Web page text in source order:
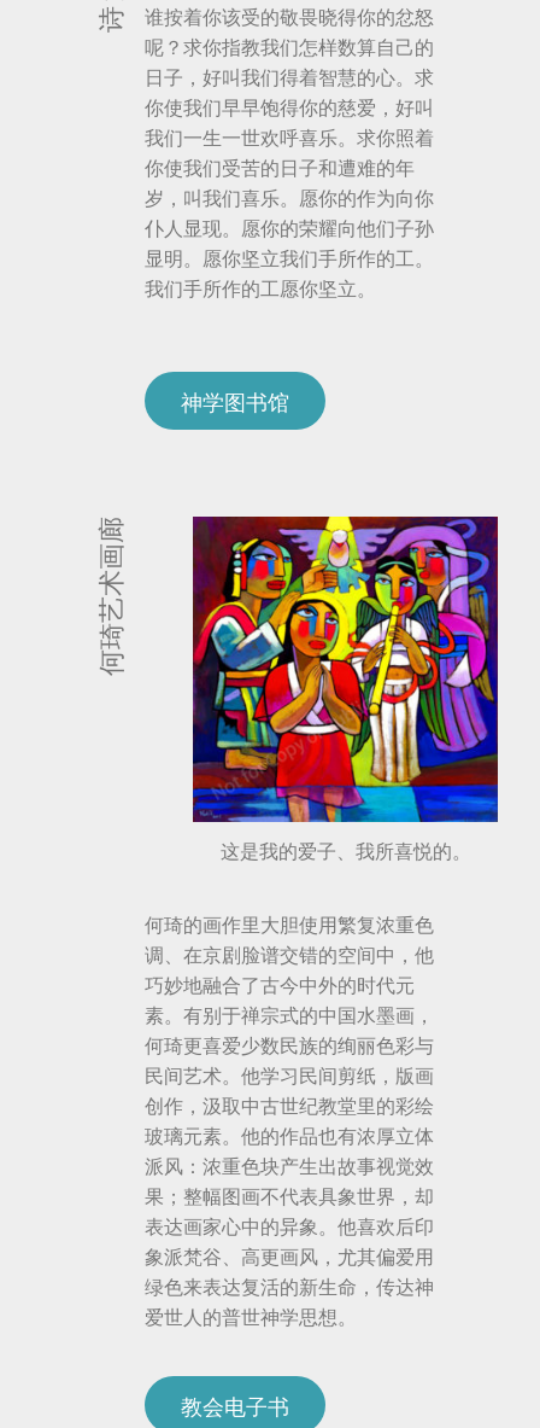
谁按着你该受的敬畏晓得你的忿怒
呢？求你指教我们怎样数算自己的
日子，好叫我们得着智慧的心。求
你使我们早早饱得你的慈爱，好叫
我们一生一世欢呼喜乐。求你照着
你使我们受苦的日子和遭难的年
岁，叫我们喜乐。愿你的作为向你
仆人显现。愿你的荣耀向他们子孙
显明。愿你坚立我们手所作的工。
我们手所作的工愿你坚立。
神学图书馆
何琦艺术画廊
这是我的爱子、我所喜悦的。
何琦的画作里大胆使用繁复浓重色
调、在京剧脸谱交错的空间中，他
巧妙地融合了古今中外的时代元
素。有别于禅宗式的中国水墨画，
何琦更喜爱少数民族的绚丽色彩与
民间艺术。他学习民间剪纸，版画
创作，汲取中古世纪教堂里的彩绘
玻璃元素。他的作品也有浓厚立体
派风：浓重色块产生出故事视觉效
果；整幅图画不代表具象世界，却
表达画家心中的异象。他喜欢后印
象派梵谷、高更画风，尤其偏爱用
绿色来表达复活的新生命，传达神
爱世人的普世神学思想。
教会电子书